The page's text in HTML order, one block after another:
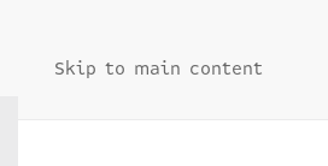
Skip to main content